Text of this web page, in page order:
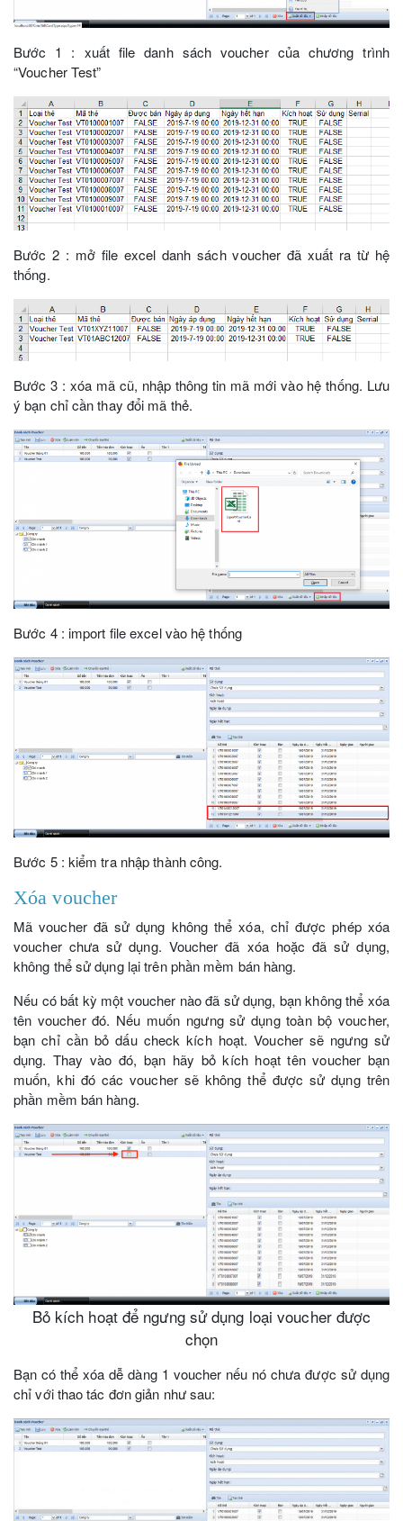
Bước 1 : xuất file danh sách voucher của chương trình
“Voucher Test”
Bước 2 : mở file excel danh sách voucher đã xuất ra từ hệ
thống.
Bước 3 : xóa mã cũ, nhập thông tin mã mới vào hệ thống. Lưu
ý bạn chỉ cần thay đổi mã thẻ.
Bước 4 : import file excel vào hệ thống
Bước 5 : kiểm tra nhập thành công.
Xóa voucher
Mã voucher đã sử dụng không thể xóa, chỉ được phép xóa
voucher chưa sử dụng. Voucher đã xóa hoặc đã sử dụng,
không thể sử dụng lại trên phần mềm bán hàng.
Nếu có bất kỳ một voucher nào đã sử dụng, bạn không thể xóa
tên voucher đó. Nếu muốn ngưng sử dụng toàn bộ voucher,
bạn chỉ cần bỏ dấu check kích hoạt. Voucher sẽ ngưng sử
dụng. Thay vào đó, bạn hãy bỏ kích hoạt tên voucher bạn
muốn, khi đó các voucher sẽ không thể được sử dụng trên
phần mềm bán hàng.
Bỏ kích hoạt để ngưng sử dụng loại voucher được
chọn
Bạn có thể xóa dễ dàng 1 voucher nếu nó chưa được sử dụng
chỉ với thao tác đơn giản như sau: